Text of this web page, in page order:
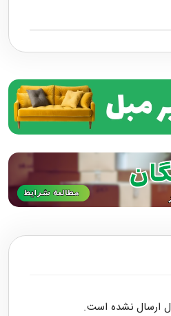
ارسال نشده است.